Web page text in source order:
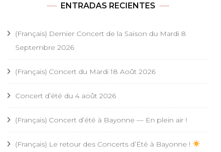
ENTRADAS RECIENTES
(Français) Dernier Concert de la Saison du Mardi 8
Septembre 2026
(Français) Concert du Mardi 18 Août 2026
Concert d’été du 4 août 2026
(Français) Concert d’été à Bayonne — En plein air !
(Français) Le retour des Concerts d’Été à Bayonne !